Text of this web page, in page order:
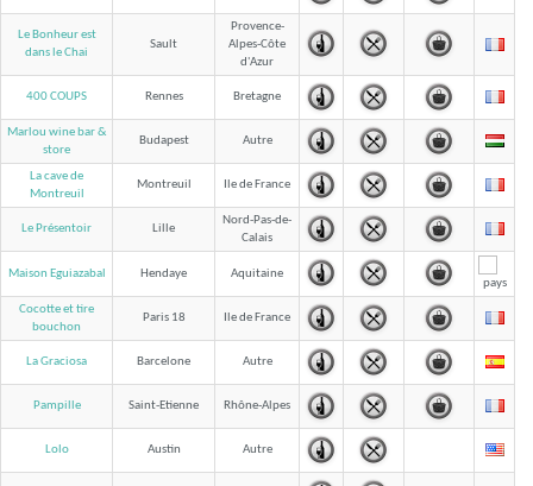
Le Bonheur est
dans le Chai
Sault
Provence-
Alpes-Côte
d'Azur
400 COUPS Rennes Bretagne
Marlou wine bar &
store
Budapest Autre
La cave de
Montreuil
Montreuil Ile de France
Le Présentoir Lille
Nord-Pas-de-
Calais
Maison Eguiazabal Hendaye Aquitaine
Cocotte et tire
bouchon
Paris 18 Ile de France
La Graciosa Barcelone Autre
Pampille Saint-Etienne Rhône-Alpes
Lolo Austin Autre